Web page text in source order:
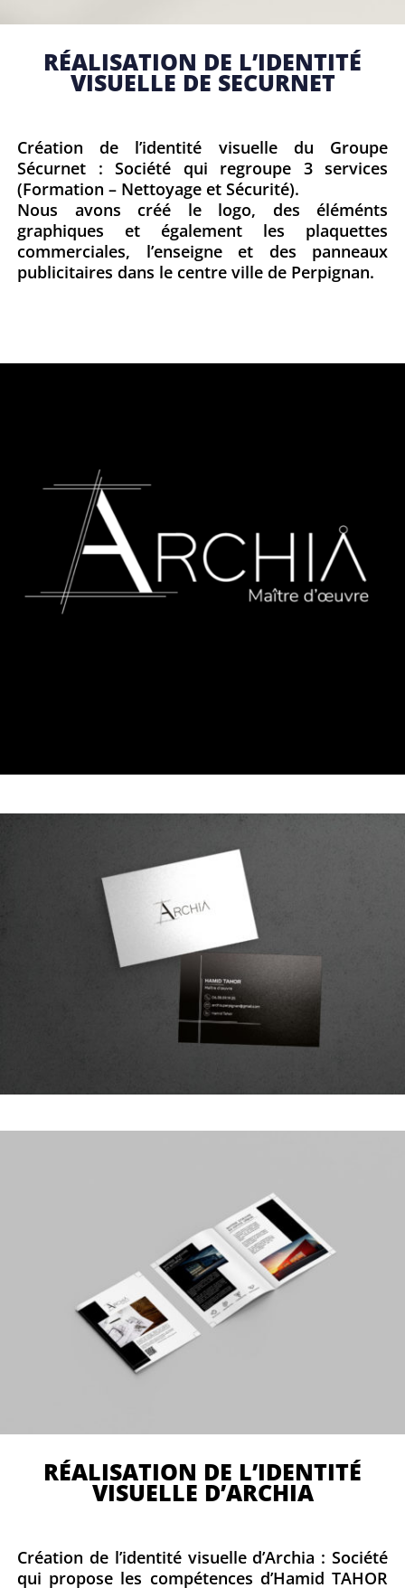
RÉALISATION DE L’IDENTITÉ
VISUELLE DE SECURNET
Création de l’identité visuelle du Groupe
Sécurnet : Société qui regroupe 3 services
(Formation – Nettoyage et Sécurité).
Nous avons créé le logo, des éléménts
graphiques et également les plaquettes
commerciales, l’enseigne et des panneaux
publicitaires dans le centre ville de Perpignan.
RÉALISATION DE L’IDENTITÉ
VISUELLE D’ARCHIA
Création de l’identité visuelle d’Archia : Société
qui propose les compétences d’Hamid TAHOR